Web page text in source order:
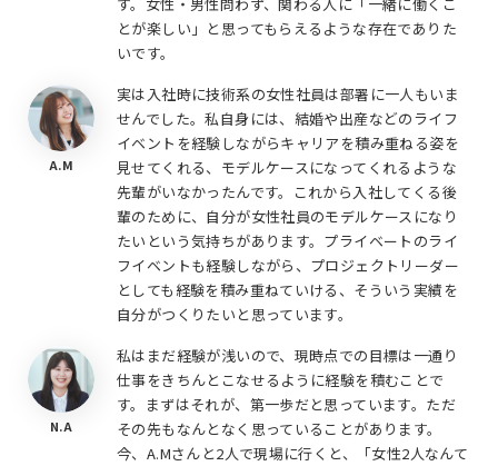
とが楽しい」と思ってもらえるような存在でありた
いです。
A.M
実は入社時に技術系の女性社員は部署に一人もいま
せんでした。私自身には、結婚や出産などのライフ
イベントを経験しながらキャリアを積み重ねる姿を
見せてくれる、モデルケースになってくれるような
先輩がいなかったんです。これから入社してくる後
輩のために、自分が女性社員のモデルケースになり
たいという気持ちがあります。プライベートのライ
フイベントも経験しながら、プロジェクトリーダー
としても経験を積み重ねていける、そういう実績を
自分がつくりたいと思っています。
N.A
私はまだ経験が浅いので、現時点での目標は一通り
仕事をきちんとこなせるように経験を積むことで
す。まずはそれが、第一歩だと思っています。ただ
その先もなんとなく思っていることがあります。
今、A.Mさんと2人で現場に行くと、「女性2人なんて